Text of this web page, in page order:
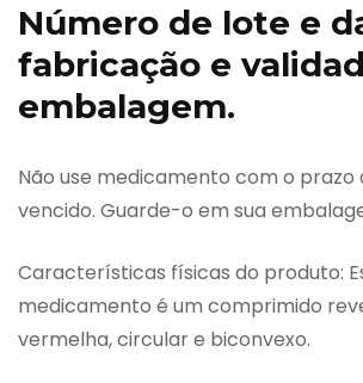
Número de lote e
fabricação e
embalagem.
Não use medicamento com o prazo
vencido. Guarde-o em sua
Características físicas do produto:
medicamento é um comprimido
vermelha, circular e biconvexo.